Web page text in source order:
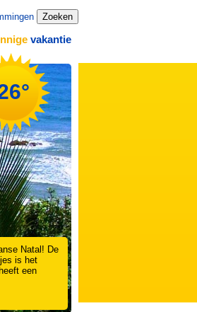
Zoeken
vakantie
Natal! De
is het
een